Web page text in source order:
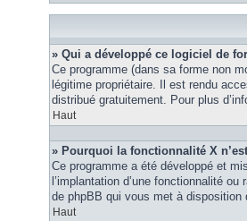
» Qui a développé ce logiciel de
Ce programme (dans sa forme non
légitime propriétaire. Il est rendu
distribué gratuitement. Pour plus
Haut
» Pourquoi la fonctionnalité X
Ce programme a été développé et
l’implantation d’une fonctionnalité
de phpBB qui vous met à disposition
Haut